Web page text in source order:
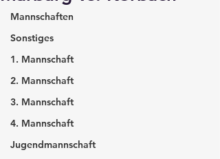
Mannschaften
Sonstiges
1. Mannschaft
2. Mannschaft
3. Mannschaft
4. Mannschaft
Jugendmannschaft